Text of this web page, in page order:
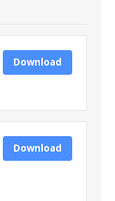
Download
Download